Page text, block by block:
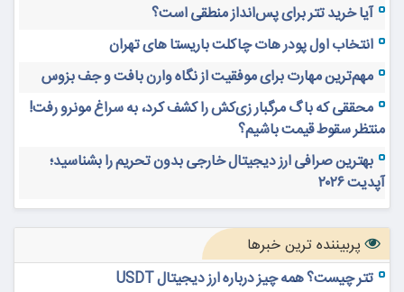
آیا خرید تتر برای پس‌انداز منطقی است؟
انتخاب اول پودر هات چاکلت باریستا های تهران
مهم‌ترین مهارت برای موفقیت از نگاه وارن بافت و جف بزوس
محققی که باگ مرگبار زی‌کش را کشف کرد، به سراغ مونرو رفت!
منتظر سقوط قیمت باشیم؟
بهترین صرافی ارز دیجیتال خارجی بدون تحریم را بشناسید؛
آپدیت ۲۰۲۶
پربیننده ترین خبرها
تتر چیست؟ همه چیز درباره ارز دیجیتال USDT